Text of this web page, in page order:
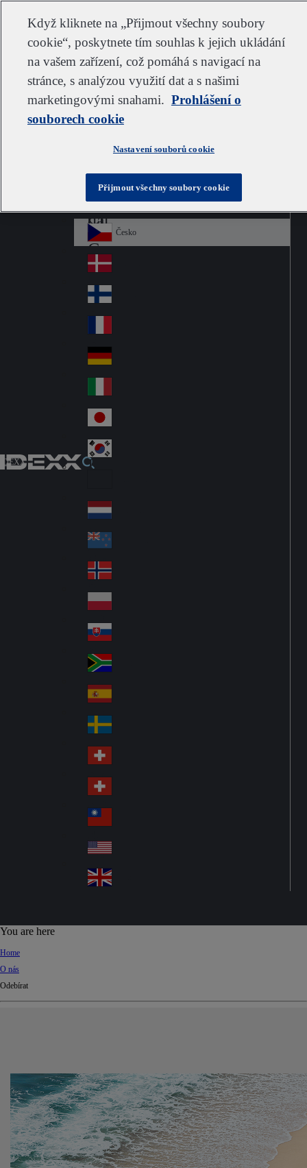
Go to home
Jump to navigation
Jump to content
Zákaznická podpora Kontaktujte nás Odebírat Kariéra ve společnosti IDEXX
IDEXX
Czech
Au
str
ali
Australia
Au
Österreich
azi
Ca
na
da
Canada
Ch
ina
中国大陆
Cz
ec
h
Česko
De
nm
ark
Fin
d
Fra
nc
e
Ge
an
y
Ital
y
Jap
an
Ko
Lat
in
A
me
ric
a
Ne
the
rla
nd
s
Ne
w
Ze
ala
nd
No
rw
ay
Pol
an
d
Slo
va
kia
So
uth
Af
ric
a
Sp
ain
Sw
ed
en
Sw
itz
erl
an
d
Sw
itz
erl
an
d
wa
n
A
d
You are here
Home
O nás
Odebírat
Když kliknete na „Přijmout všechny soubory
cookie“, poskytnete tím souhlas k jejich ukládání
na vašem zařízení, což pomáhá s navigací na
stránce, s analýzou využití dat a s našimi
marketingovými snahami. Prohlášení o
souborech cookie
Nastavení souborů cookie
Přijmout všechny soubory cookie